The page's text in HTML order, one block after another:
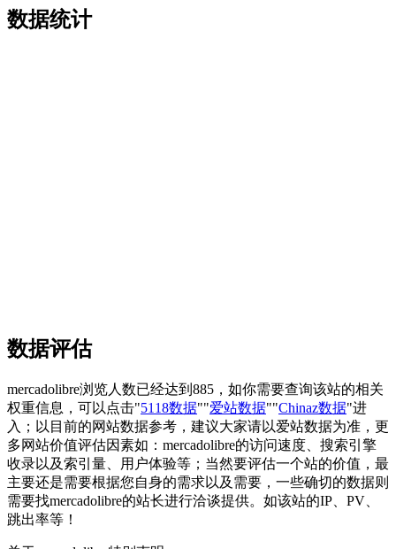
数据统计
数据评估
mercadolibre浏览人数已经达到885，如你需要查询该站的相关
权重信息，可以点击"5118数据""爱站数据""Chinaz数据"进
入；以目前的网站数据参考，建议大家请以爱站数据为准，更
多网站价值评估因素如：mercadolibre的访问速度、搜索引擎
收录以及索引量、用户体验等；当然要评估一个站的价值，最
主要还是需要根据您自身的需求以及需要，一些确切的数据则
需要找mercadolibre的站长进行洽谈提供。如该站的IP、PV、
跳出率等！